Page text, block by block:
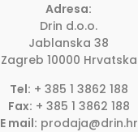
Adresa:
Drin d.o.o.
Jablanska 38
Zagreb 10000 Hrvatska
Tel: + 385 1 3862 188
Fax: + 385 1 3862 188
E mail: prodaja@drin.hr